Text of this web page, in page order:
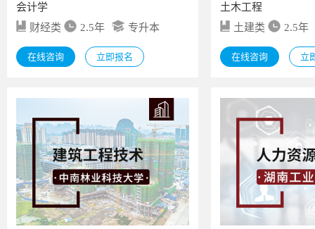
会计学
财经类
2.5年 专升本
在线咨询 立即报名
土木工程
土建类
2.5年
在线咨询 立